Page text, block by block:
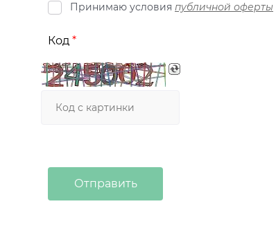
Принимаю условия публичной оферты
Код